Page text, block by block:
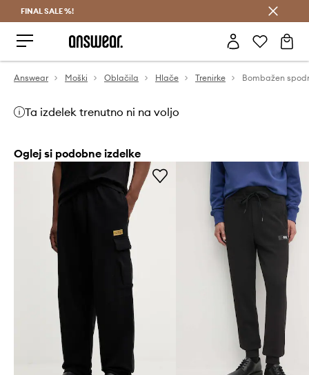
FINAL SALE %!
Answear Moški Oblačila Hlače Trenirke
Ta izdelek trenutno ni na voljo
Oglej si podobne izdelke